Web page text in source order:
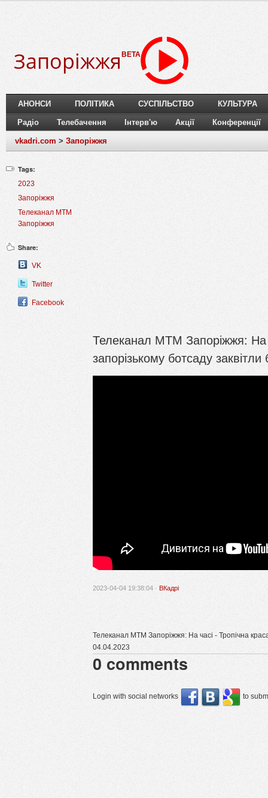
Запоріжжя BETA
АНОНСИ ПОЛІТИКА СУСПІЛЬСТВО КУЛЬТУРА
Радіо Телебачення Інтерв'ю Акції Конференції
vkadri.com > Запоріжжя
Tags:
2023
Запоріжжя
Телеканал МТМ
Запоріжжя
Share:
VK
Twitter
Facebook
Телеканал МТМ Запоріжжя: На
запорізькому ботсаду
2023-04-04 19:38:04 · ВКадрі
Телеканал МТМ Запоріжжя: На часі - Тропічна
04.04.2023
0 comments
Login with social networks to